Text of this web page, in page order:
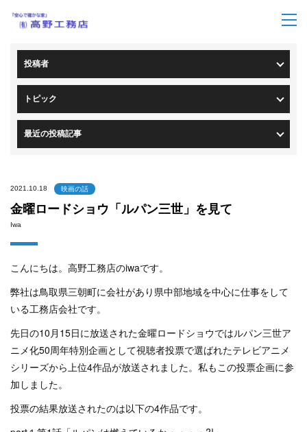
投稿者
トピック
最近の投稿記事
2021.10.18 映画の話
金曜ロードショウ「ルパン三世」を見て
Iwa
こんにちは。高野工務店のiwaです。
弊社は鳥取県三朝町に会社があり県中部地域を中心に仕事をして
いる工務店会社です。
先日の10月15日に放送された金曜ロードショウではルパン三世ア
ニメ化50周年特別企画として視聴者投票で選ばれたテレビアニメ
シリーズから上位4作品が放送されました。私もこの投票企画に参
加しました。
投票の結果放送されたのは以下の4作品です。